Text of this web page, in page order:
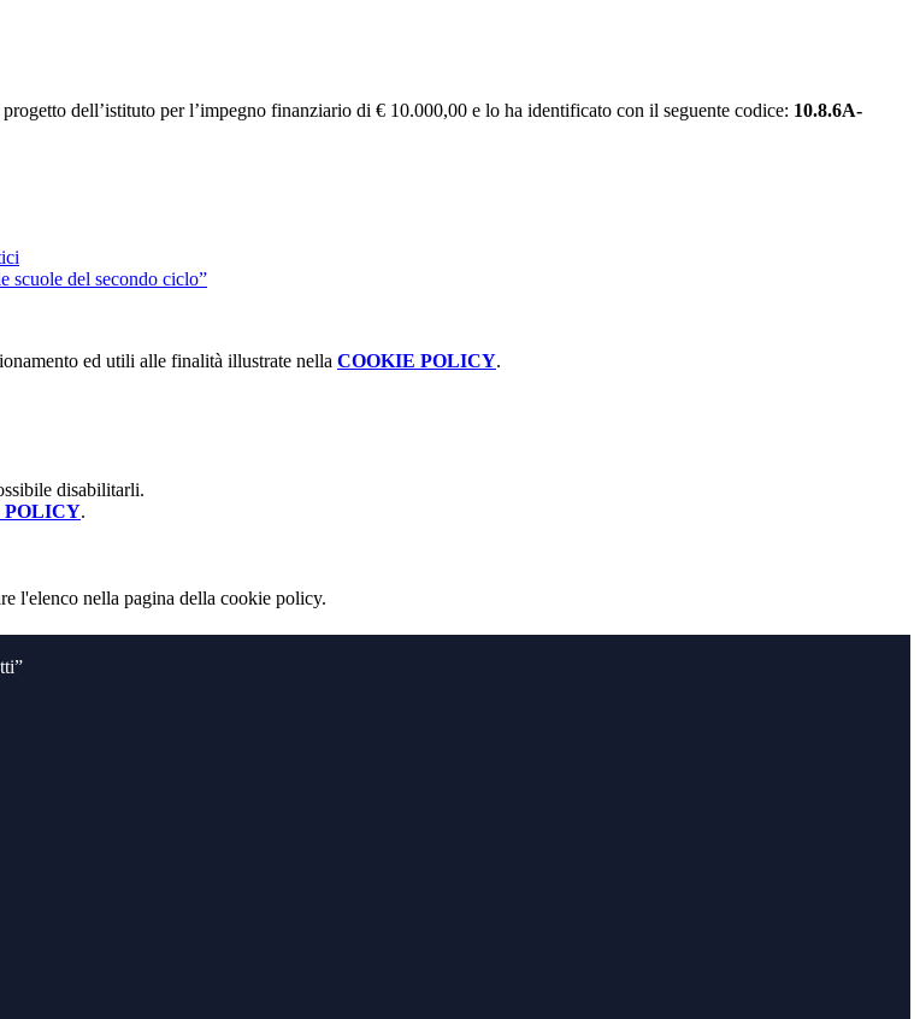
dell’istituto per l’impegno finanziario di € 10.000,00 e lo ha identificato con il seguente codice: 10.8.6A-
scuole del secondo ciclo”
ed utili alle finalità illustrate nella COOKIE POLICY.
disabilitarli.
POLICY.
l'elenco nella pagina della cookie policy.